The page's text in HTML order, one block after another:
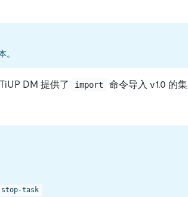
。
DM 提供了 import
命令导入 v1.0 的集
stop-task